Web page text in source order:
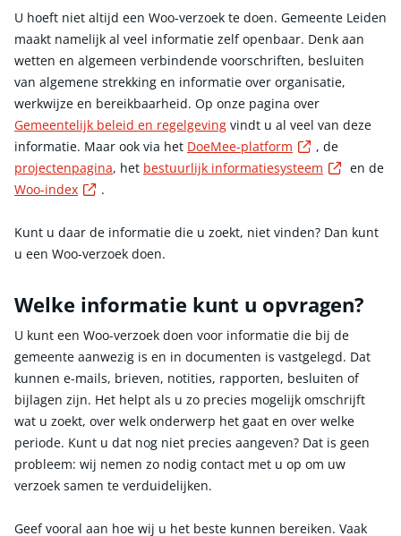
U hoeft niet altijd een Woo-verzoek te doen. Gemeente Leiden
maakt namelijk al veel informatie zelf openbaar. Denk aan
wetten en algemeen verbindende voorschriften, besluiten
van algemene strekking en informatie over organisatie,
werkwijze en bereikbaarheid. Op onze pagina over
Gemeentelijk beleid en regelgeving vindt u al veel van deze
informatie. Maar ook via het DoeMee-platform Externe link
, de
projectenpagina, het bestuurlijk informatiesysteem Externe
en de
Woo-index
.
Kunt u daar de informatie die u zoekt, niet vinden? Dan kunt
u een Woo-verzoek doen.
Welke informatie kunt u opvragen?
U kunt een Woo-verzoek doen voor informatie die bij de
gemeente aanwezig is en in documenten is vastgelegd. Dat
kunnen e-mails, brieven, notities, rapporten, besluiten of
bijlagen zijn. Het helpt als u zo precies mogelijk omschrijft
wat u zoekt, over welk onderwerp het gaat en over welke
periode. Kunt u dat nog niet precies aangeven? Dat is geen
probleem: wij nemen zo nodig contact met u op om uw
verzoek samen te verduidelijken.
Geef vooral aan hoe wij u het beste kunnen bereiken. Vaak